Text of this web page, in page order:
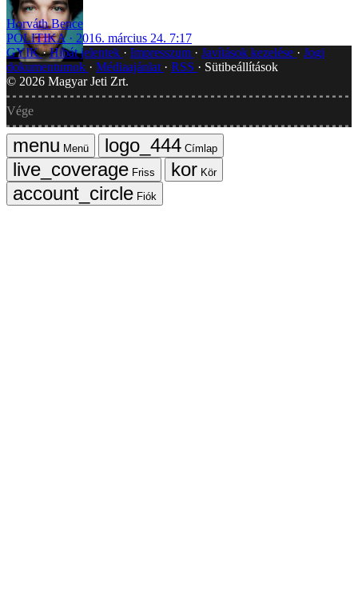
Horváth Bence
POLITIKA
2016. március 24. 7:17
GYIK Hibát jelentek Impresszum Javítások kezelése
Jogi
dokumentumok
Médiaajánlat RSS
Sütibeállítások
© 2026 Magyar Jeti Zrt.
Vége
Menü
Címlap
Friss
Kör
Fiók